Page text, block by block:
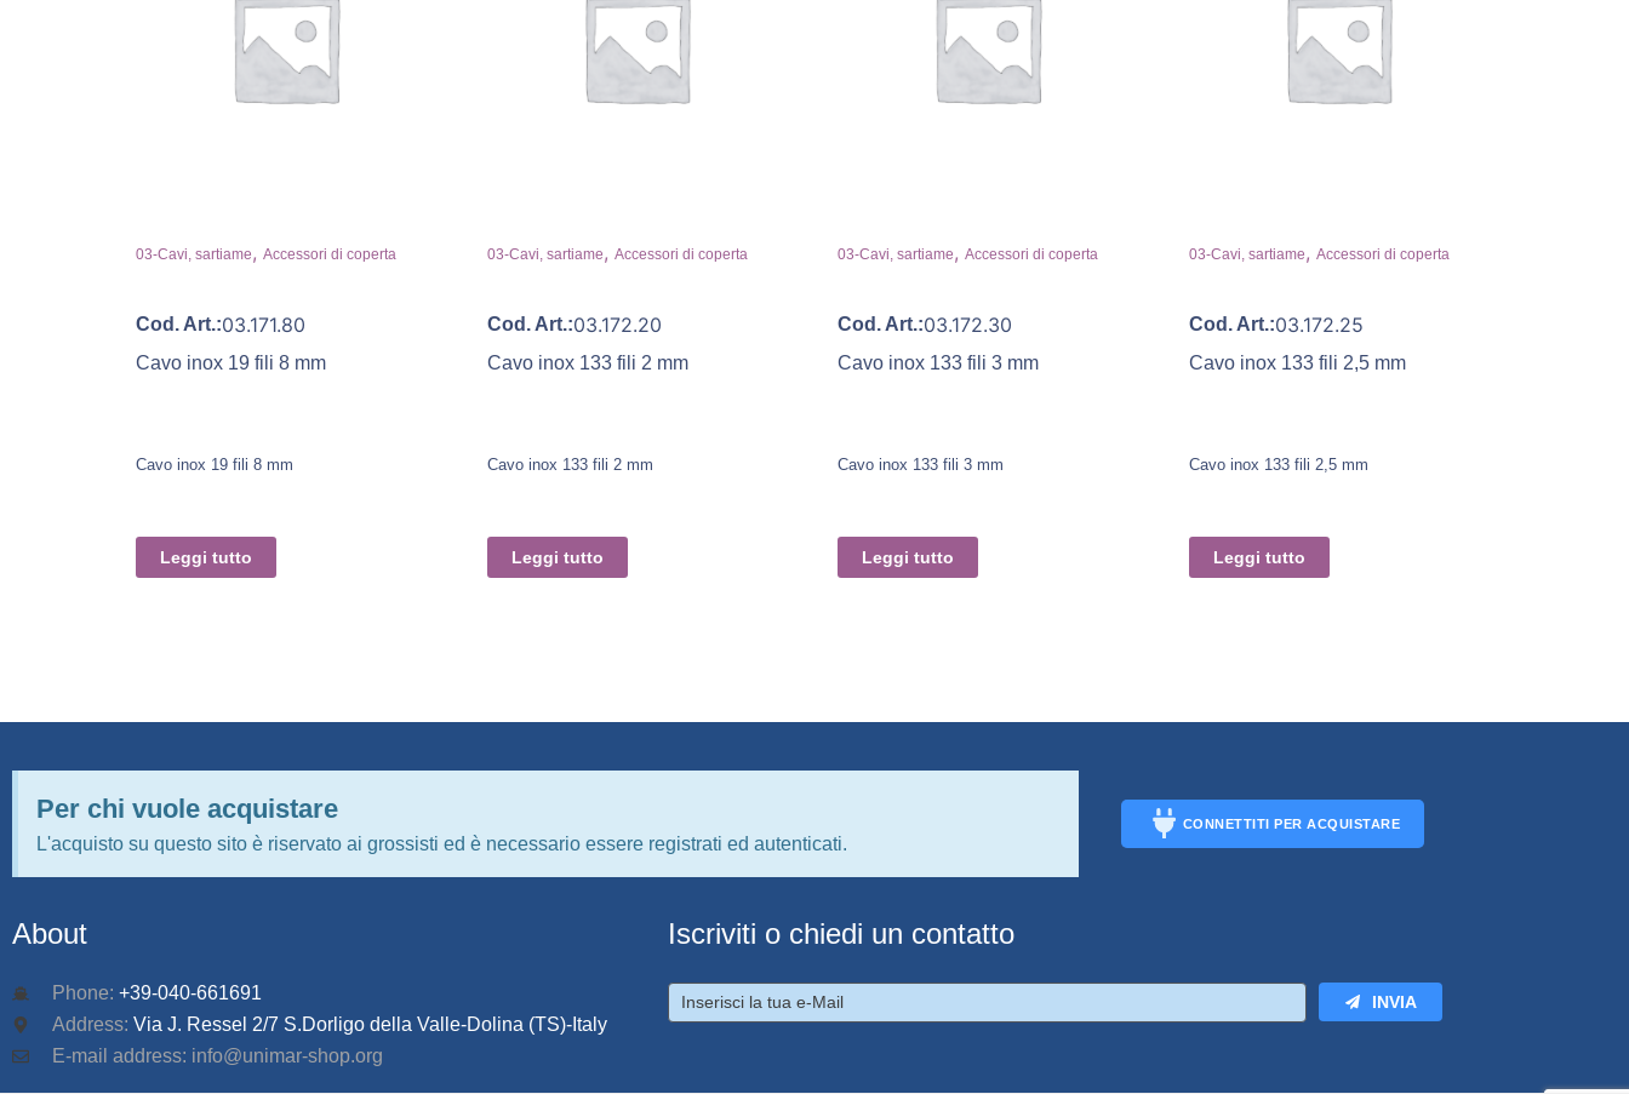
03-Cavi, sartiame, Accessori di coperta
Cod. Art.:03.171.80
Cavo inox 19 fili 8 mm
Cavo inox 19 fili 8 mm
Leggi tutto
03-Cavi, sartiame, Accessori di coperta
Cod. Art.:03.172.20
Cavo inox 133 fili 2 mm
Cavo inox 133 fili 2 mm
Leggi tutto
03-Cavi, sartiame, Accessori di coperta
Cod. Art.:03.172.30
Cavo inox 133 fili 3 mm
Cavo inox 133 fili 3 mm
Leggi tutto
03-Cavi, sartiame, Accessori di coperta
Cod. Art.:03.172.25
Cavo inox 133 fili 2,5 mm
Cavo inox 133 fili 2,5 mm
Leggi tutto
Per chi vuole acquistare
L'acquisto su questo sito è riservato ai grossisti ed è necessario essere registrati ed autenticati.
CONNETTITI PER ACQUISTARE
About
Phone: +39-040-661691
Address: Via J. Ressel 2/7 S.Dorligo della Valle-Dolina (TS)-Italy
E-mail address: info@unimar-shop.org
Iscriviti o chiedi un contatto
INVIA